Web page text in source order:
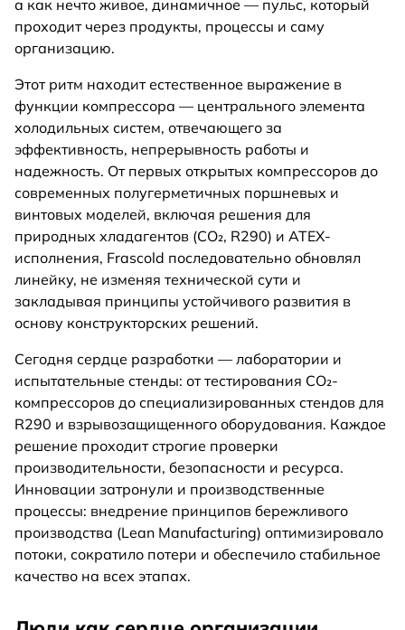
а как нечто живое, динамичное — пульс, который
проходит через продукты, процессы и саму
организацию.
Этот ритм находит естественное выражение в
функции компрессора — центрального элемента
холодильных систем, отвечающего за
эффективность, непрерывность работы и
надежность. От первых открытых компрессоров до
современных полугерметичных поршневых и
винтовых моделей, включая решения для
природных хладагентов (CO₂, R290) и ATEX-
исполнения, Frascold последовательно обновлял
линейку, не изменяя технической сути и
закладывая принципы устойчивого развития в
основу конструкторских решений.
Сегодня сердце разработки — лаборатории и
испытательные стенды: от тестирования CO₂-
компрессоров до специализированных стендов для
R290 и взрывозащищенного оборудования. Каждое
решение проходит строгие проверки
производительности, безопасности и ресурса.
Инновации затронули и производственные
процессы: внедрение принципов бережливого
производства (Lean Manufacturing) оптимизировало
потоки, сократило потери и обеспечило стабильное
качество на всех этапах.